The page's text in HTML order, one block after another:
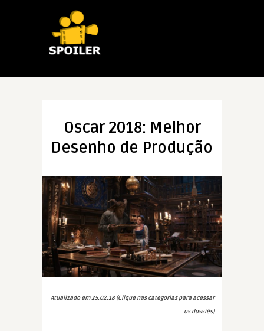
Oscar 2018: Melhor
Desenho de Produção
Atualizado em 25.02.18 (Clique nas categorias para acessar
os dossiês)